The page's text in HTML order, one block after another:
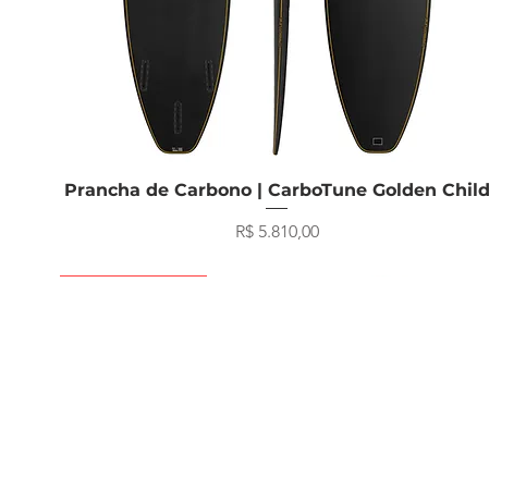
Visualização rápida
Prancha de Carbono | CarboTune Golden Child
Preço
R$ 5.810,00